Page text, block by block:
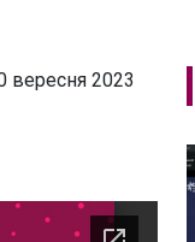
вересня 2023